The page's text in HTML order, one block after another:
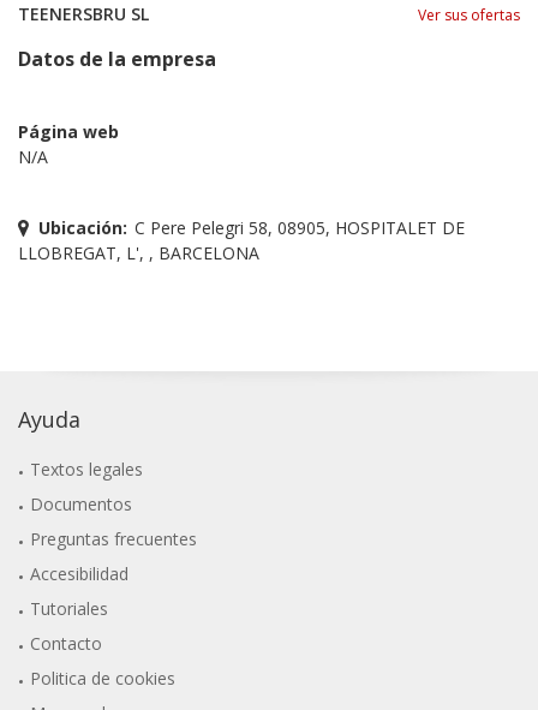
TEENERSBRU SL Ver sus ofertas
Datos de la empresa
Página web
N/A
Ubicación: C Pere Pelegri 58, 08905, HOSPITALET DE
LLOBREGAT, L', , BARCELONA
Ayuda
Textos legales
Documentos
Preguntas frecuentes
Accesibilidad
Tutoriales
Contacto
Politica de cookies